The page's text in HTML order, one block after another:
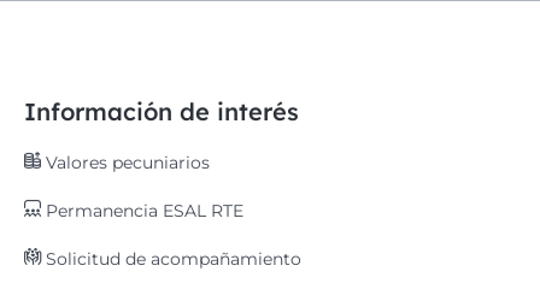
Información de interés
Valores pecuniarios
Permanencia ESAL RTE
Solicitud de acompañamiento